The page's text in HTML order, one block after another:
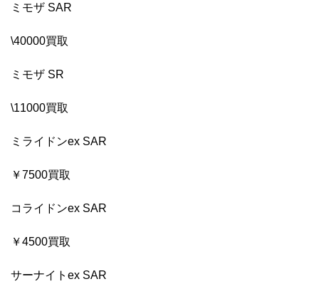
ミモザ SAR
\40000買取
ミモザ SR
\11000買取
ミライドンex SAR
￥7500買取
コライドンex SAR
￥4500買取
サーナイトex SAR